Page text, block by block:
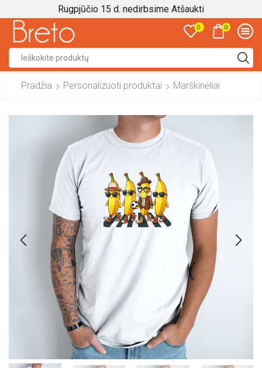
Rugpjūčio 15 d. nedirbsime Atšaukti
0 0
input
Pradžia Personalizuoti produktai Marškinėliai